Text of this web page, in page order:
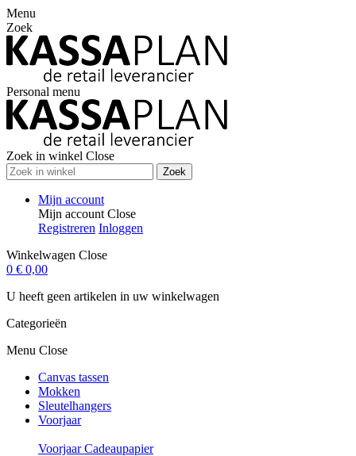
Menu
Zoek
Personal menu
Zoek in winkel Close
Zoek
Mijn account
Mijn account Close
Registreren Inloggen
Winkelwagen Close
0 € 0,00
U heeft geen artikelen in uw winkelwagen
Categorieën
Menu Close
Canvas tassen
Mokken
Sleutelhangers
Voorjaar
Voorjaar Cadeaupapier